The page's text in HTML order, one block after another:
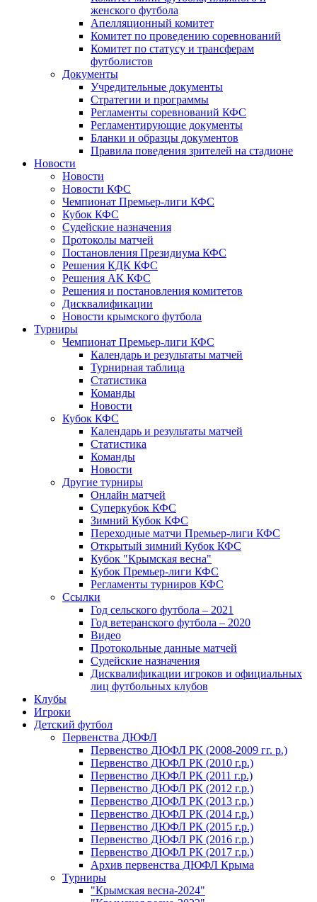
женского футбола
Апелляционный комитет
Комитет по проведению соревнований
Комитет по статусу и трансферам
футболистов
Документы
Учредительные документы
Стратегии и программы
Регламенты соревнований КФС
Регламентирующие документы
Бланки и образцы документов
Правила поведения зрителей на стадионе
Новости
Новости
Новости КФС
Чемпионат Премьер-лиги КФС
Кубок КФС
Судейские назначения
Протоколы матчей
Постановления Президиума КФС
Решения КДК КФС
Решения АК КФС
Решения и постановления комитетов
Дисквалификации
Новости крымского футбола
Турниры
Чемпионат Премьер-лиги КФС
Календарь и результаты матчей
Турнирная таблица
Статистика
Команды
Новости
Кубок КФС
Календарь и результаты матчей
Статистика
Команды
Новости
Другие турниры
Онлайн матчей
Суперкубок КФС
Зимний Кубок КФС
Переходные матчи Премьер-лиги КФС
Открытый зимний Кубок КФС
Кубок "Крымская весна"
Кубок Премьер-лиги КФС
Регламенты турниров КФС
Ссылки
Год сельского футбола – 2021
Год ветеранского футбола – 2020
Видео
Протокольные данные матчей
Судейские назначения
Дисквалификации игроков и официальных
лиц футбольных клубов
Клубы
Игроки
Детский футбол
Первенства ДЮФЛ
Первенство ДЮФЛ РК (2008-2009 гг. р.)
Первенство ДЮФЛ РК (2010 г.р.)
Первенство ДЮФЛ РК (2011 г.р.)
Первенство ДЮФЛ РК (2012 г.р.)
Первенство ДЮФЛ РК (2013 г.р.)
Первенство ДЮФЛ РК (2014 г.р.)
Первенство ДЮФЛ РК (2015 г.р.)
Первенство ДЮФЛ РК (2016 г.р.)
Первенство ДЮФЛ РК (2017 г.р.)
Архив первенства ДЮФЛ Крыма
Турниры
"Крымская весна-2024"